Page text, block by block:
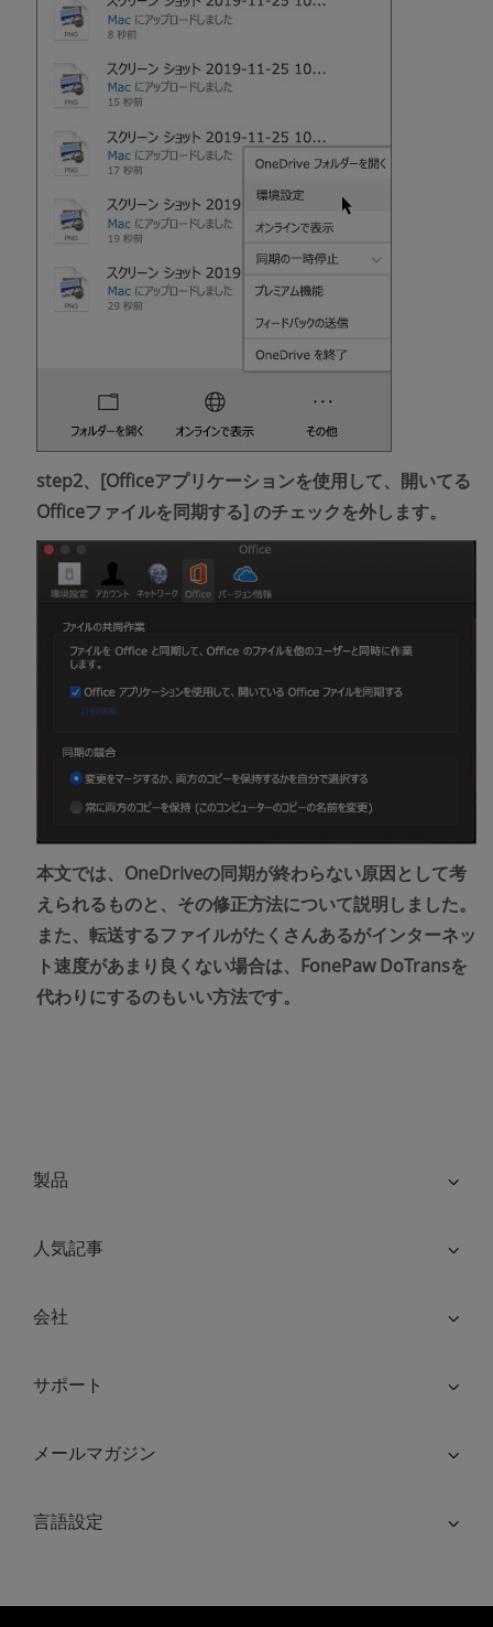
step2、 [Officeアプリケーションを使用して、開いてる
Officeファイルを同期する]のチェックを外します。
本文では、OneDriveの同期が終わらない原因として考
えられるものと、その修正方法について説明しました。
また、転送するファイルがたくさんあるがインターネッ
ト速度があまり良くない場合は、FonePaw DoTransを
代わりにするのもいい方法です。
製品
人気記事
会社
サポート
メールマガジン
言語設定